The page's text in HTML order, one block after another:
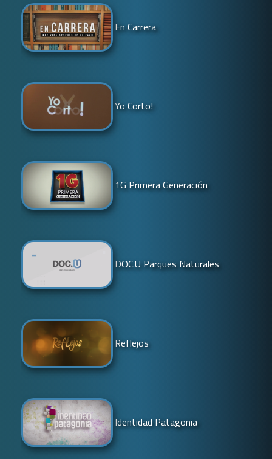
En Carrera
Yo Corto!
1G Primera Generación
DOC.U Parques Naturales
Reflejos
Identidad Patagonia